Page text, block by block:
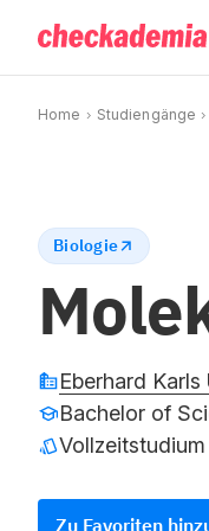
Home Studiengänge
Biologie
Eberhard
Bachelor of
Vollzeitstudium
Zu Favoriten